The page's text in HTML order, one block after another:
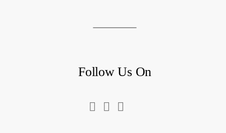
Follow Us On